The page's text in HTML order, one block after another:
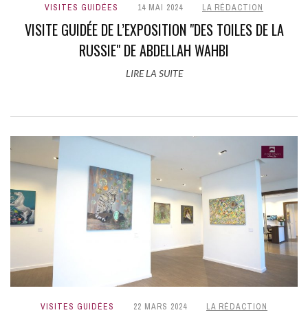
VISITES GUIDÉES 14 MAI 2024 LA RÉDACTION
VISITE GUIDÉE DE L’EXPOSITION "DES TOILES DE LA
RUSSIE" DE ABDELLAH WAHBI
LIRE LA SUITE
VISITES GUIDÉES 22 MARS 2024 LA RÉDACTION